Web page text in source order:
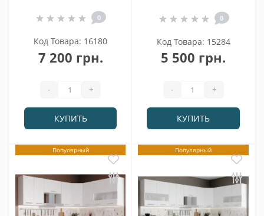
0
Код Товара: 16180
7 200 грн.
- +
КУПИТЬ
0
Код Товара: 15284
5 500 грн.
- +
КУПИТЬ
Популярный Популярный